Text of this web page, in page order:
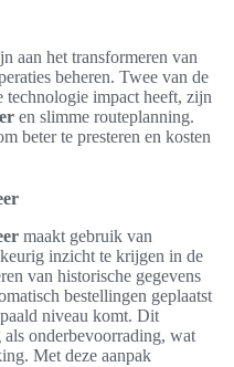
aan het transformeren van
beheren. Twee van de
technologie impact heeft, zijn
en slimme routeplanning.
beter te presteren en kosten
maakt gebruik van
inzicht te krijgen in de
van historische gegevens
bestellingen geplaatst
niveau komt. Dit
onderbevoorrading, wat
Met deze aanpak